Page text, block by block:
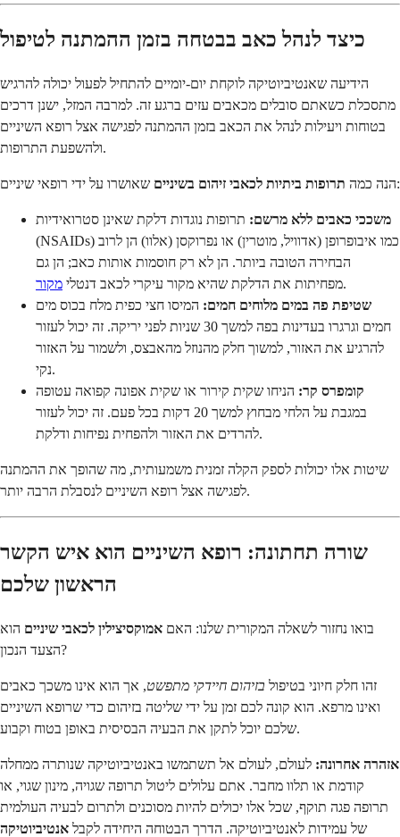
כיצד לנהל כאב בבטחה בזמן ההמתנה לטיפול
הידיעה שאנטיביוטיקה לוקחת יום-יומיים להתחיל לפעול יכולה להרגיש
מתסכלת כשאתם סובלים מכאבים עזים ברגע זה. למרבה המזל, ישנן דרכים
בטוחות ויעילות לנהל את הכאב בזמן ההמתנה לפגישה אצל רופא השיניים
ולהשפעת התרופות.
הנה כמה תרופות ביתיות לכאבי זיהום בשיניים שאושרו על ידי רופאי שיניים:
משככי כאבים ללא מרשם: תרופות נוגדות דלקת שאינן סטרואידיות
(NSAIDs) כמו איבופרופן (אדוויל, מוטרין) או נפרוקסן (אלוו) הן לרוב
הבחירה הטובה ביותר. הן לא רק חוסמות אותות כאב; הן גם
מפחיתות את הדלקת שהיא מקור עיקרי לכאב דנטלי מקור
.
שטיפת פה במים מלוחים חמים: המיסו חצי כפית מלח בכוס מים
חמים וגרגרו בעדינות בפה למשך 30 שניות לפני יריקה. זה יכול לעזור
להרגיע את האזור, למשוך חלק מהנוזל מהאבצס, ולשמור על האזור
נקי.
קומפרס קר: הניחו שקית קירור או שקית אפונה קפואה עטופה
במגבת על הלחי מבחוץ למשך 20 דקות בכל פעם. זה יכול לעזור
להרדים את האזור ולהפחית נפיחות ודלקת.
שיטות אלו יכולות לספק הקלה זמנית משמעותית, מה שהופך את ההמתנה
לפגישה אצל רופא השיניים לנסבלת הרבה יותר.
שורה תחתונה: רופא השיניים הוא איש הקשר
הראשון שלכם
בואו נחזור לשאלה המקורית שלנו: האם אמוקסיצילין לכאבי שיניים הוא
הצעד הנכון?
זהו חלק חיוני בטיפול בזיהום חיידקי מתפשט, אך הוא אינו משכך כאבים
ואינו מרפא. הוא קונה לכם זמן על ידי שליטה בזיהום כדי שרופא השיניים
שלכם יוכל לתקן את הבעיה הבסיסית באופן בטוח וקבוע.
אזהרה אחרונה: לעולם, לעולם אל תשתמשו באנטיביוטיקה שנותרה ממחלה
קודמת או תלוו מחבר. אתם עלולים ליטול תרופה שגויה, מינון שגוי, או
תרופה פגה תוקף, שכל אלו יכולים להיות מסוכנים ולתרום לבעיה העולמית
של עמידות לאנטיביוטיקה. הדרך הבטוחה היחידה לקבל אנטיביוטיקה